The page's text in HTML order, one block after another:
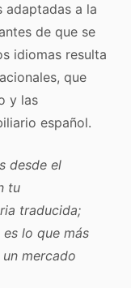
adaptadas a la
de que se
idiomas resulta
que
y las
español.
desde el
tu
traducida;
lo que más
mercado